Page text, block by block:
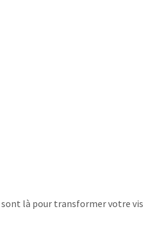
sont là pour transformer votre